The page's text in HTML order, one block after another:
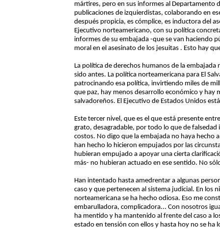
mártires, pero en sus informes al Departamento
publicaciones de izquierdistas, colaborando en
después propicia, es cómplice, es inductora del
Ejecutivo norteamericano, con su política
informes de su embajada -que se van haciendo
moral en el asesinato de los jesuitas . Esto hay
La política de derechos humanos de la embajada
sido antes. La política norteamericana para El
patrocinando esa política, invirtiendo miles de
que paz, hay menos desarrollo económico y hay
salvadoreños. El Ejecutivo de Estados Unidos
Este tercer nivel, que es el que está presente
grato, desagradable, por todo lo que de
costos. No digo que la embajada no haya hecho
han hecho lo hicieron empujados por las
hubieran empujado a apoyar una cierta
más- no hubieran actuado en ese sentido. No
Han intentado hasta amedrentar a algunas
caso y que pertenecen al sistema judicial. En los
norteamericana se ha hecho odiosa. Eso me
embarulladora, complicadora... Con nosotros
ha mentido y ha mantenido al frente del caso a
estado en tensión con ellos y hasta hoy no se ha